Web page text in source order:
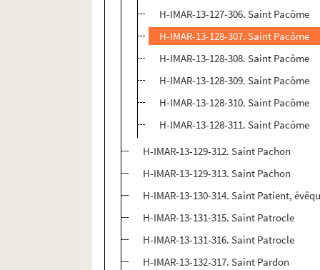
H-IMAR-13-127-306. Saint Pacôme
H-IMAR-13-128-307. Saint Pacôme
H-IMAR-13-128-308. Saint Pacôme
H-IMAR-13-128-309. Saint Pacôme
H-IMAR-13-128-310. Saint Pacôme
H-IMAR-13-128-311. Saint Pacôme
H-IMAR-13-129-312. Saint Pachon
H-IMAR-13-129-313. Saint Pachon
H-IMAR-13-130-314. Saint Patient,
H-IMAR-13-131-315. Saint Patrocle
H-IMAR-13-131-316. Saint Patrocle
H-IMAR-13-132-317. Saint Pardon